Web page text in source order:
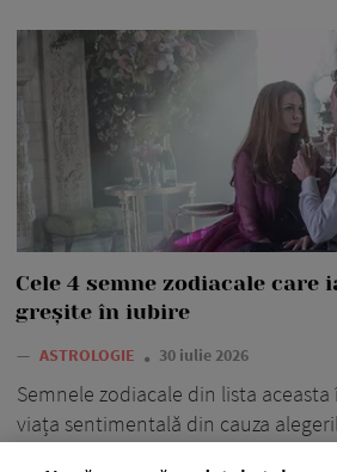
Cele 4 semne zodiacale care
greșite în iubire
— ASTROLOGIE 30 iulie 2026
Semnele zodiacale din lista
viața sentimentală din cauza